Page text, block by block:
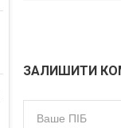
ЗАЛИШИТИ